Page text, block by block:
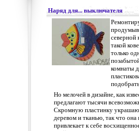
Наряд для... выключателя
северной
такой
только
комнаты
Но мелочей в дизайне, как
предлагают тысячи
Скромную пластинку
деревом и тканью, так что она
привлекает к себе